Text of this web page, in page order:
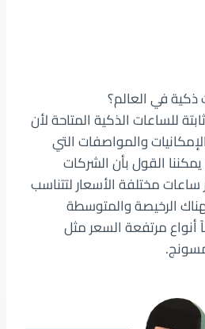
في العالم؟
للساعات الذكية المتاحة لأن
والمواصفات التي
القول بأن الشركات
مختلفة الأسعار لتتناسب
الرخيصة والمتوسطة
أنواع مرتفعة السعر مثل